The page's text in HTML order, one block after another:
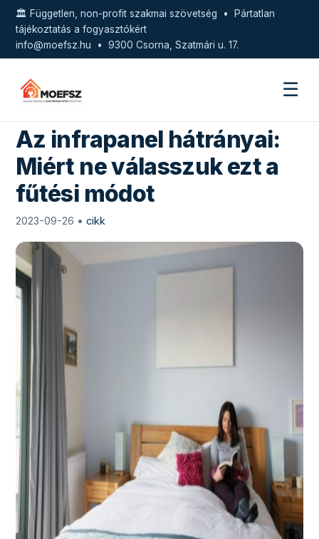
🏛️ Független, non-profit szakmai szövetség • Pártatlan
tájékoztatás a fogyasztókért
info@moefsz.hu • 9300 Csorna, Szatmári u. 17.
☰
Az infrapanel hátrányai:
Miért ne válasszuk ezt a
fűtési módot
2023-09-26 • cikk